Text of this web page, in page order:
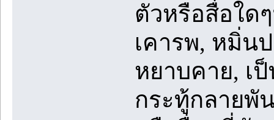
ตัวหรือสื่อใด
เคารพ, หมิ่น
หยาบคาย, เ
กระทู้กลายพั